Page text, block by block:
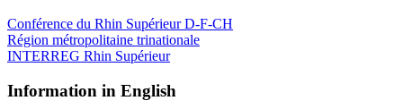
Conférence du Rhin Supérieur D-F-CH
Région métropolitaine trinationale
INTERREG Rhin Supérieur
Information in English